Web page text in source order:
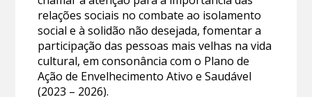
relações sociais no combate ao isolamento
social e à solidão não desejada, fomentar a
participação das pessoas mais velhas na vida
cultural, em consonância com o Plano de
Ação de Envelhecimento Ativo e Saudável
(2023 – 2026).